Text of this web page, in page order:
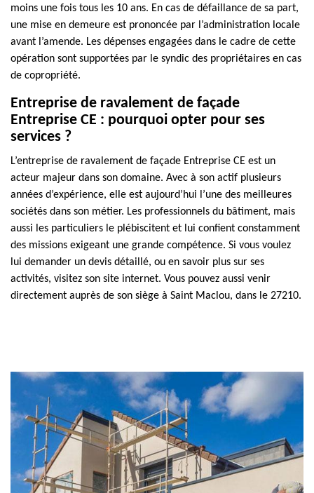
moins une fois tous les 10 ans. En cas de défaillance de sa part,
une mise en demeure est prononcée par l’administration locale
avant l’amende. Les dépenses engagées dans le cadre de cette
opération sont supportées par le syndic des propriétaires en cas
de copropriété.
Entreprise de ravalement de façade
Entreprise CE : pourquoi opter pour ses
services ?
L’entreprise de ravalement de façade Entreprise CE est un
acteur majeur dans son domaine. Avec à son actif plusieurs
années d’expérience, elle est aujourd’hui l’une des meilleures
sociétés dans son métier. Les professionnels du bâtiment, mais
aussi les particuliers le plébiscitent et lui confient constamment
des missions exigeant une grande compétence. Si vous voulez
lui demander un devis détaillé, ou en savoir plus sur ses
activités, visitez son site internet. Vous pouvez aussi venir
directement auprès de son siège à Saint Maclou, dans le 27210.